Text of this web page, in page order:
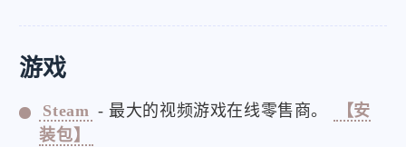
游戏
Steam - 最大的视频游戏在线零售商。
【安
装包】